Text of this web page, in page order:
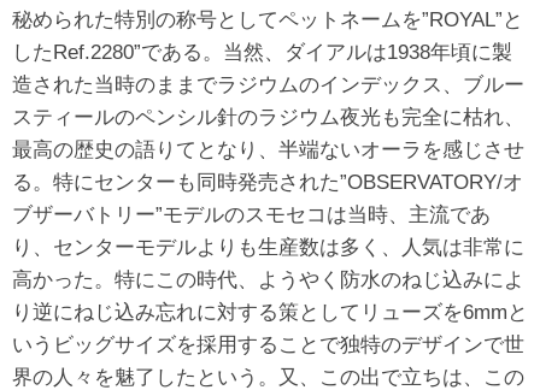
秘められた特別の称号としてペットネームを”ROYAL”と
したRef.2280”である。当然、ダイアルは1938年頃に製
造された当時のままでラジウムのインデックス、ブルー
スティールのペンシル針のラジウム夜光も完全に枯れ、
最高の歴史の語りてとなり、半端ないオーラを感じさせ
る。特にセンターも同時発売された”OBSERVATORY/オ
ブザーバトリー”モデルのスモセコは当時、主流であ
り、センターモデルよりも生産数は多く、人気は非常に
高かった。特にこの時代、ようやく防水のねじ込みによ
り逆にねじ込み忘れに対する策としてリューズを6mmと
いうビッグサイズを採用することで独特のデザインで世
界の人々を魅了したという。又、この出で立ちは、この